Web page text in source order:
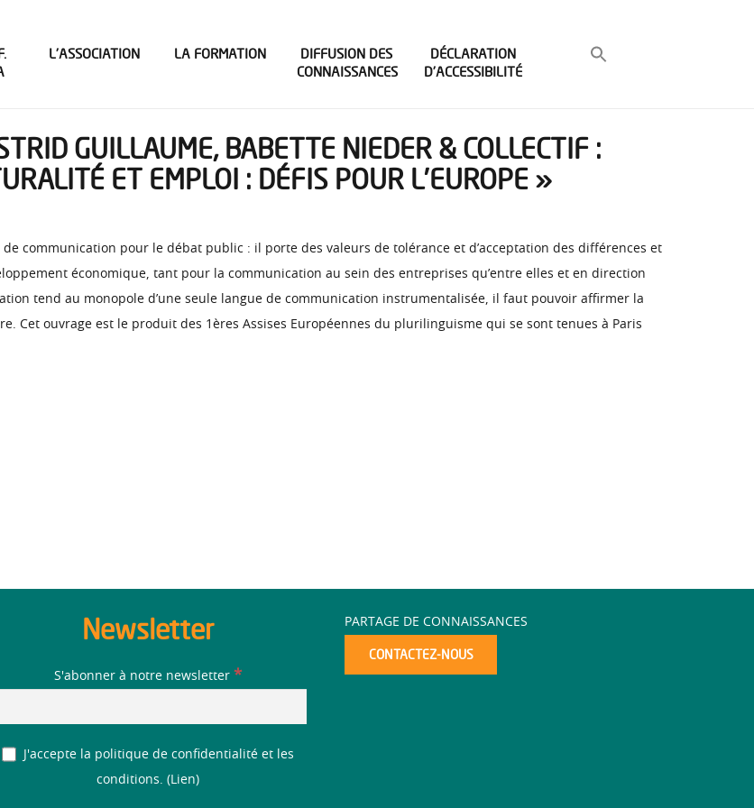
L’ASSOCIATION LA FORMATION
DIFFUSION DES
CONNAISSANCES
DÉCLARATION
D’ACCESSIBILITÉ
GUILLAUME, BABETTE NIEDER & COLLECTIF :
ET EMPLOI : DÉFIS POUR L’EUROPE »
communication pour le débat public : il porte des valeurs de tolérance et d’acceptation des différences et
économique, tant pour la communication au sein des entreprises qu’entre elles et en direction
tend au monopole d’une seule langue de communication instrumentalisée, il faut pouvoir affirmer la
Cet ouvrage est le produit des 1ères Assises Européennes du plurilinguisme qui se sont tenues à Paris
Newsletter
S'abonner à notre newsletter *
J'accepte la politique de confidentialité et les
conditions. ( Lien)
PARTAGE DE CONNAISSANCES
CONTACTEZ-NOUS